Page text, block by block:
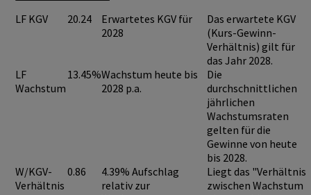
LF KGV 20.24
Erwartetes KGV für
2028
Das erwartete KGV
(Kurs-Gewinn-
Verhältnis) gilt für
das Jahr 2028.
LF
Wachstum
13.45%Wachstum heute bis
2028 p.a.
Die
durchschnittlichen
jährlichen
Wachstumsraten
gelten für die
Gewinne von heute
bis 2028.
W/KGV-
Verhältnis
0.86
4.39% Aufschlag
relativ zur
Liegt das "Verhältnis
zwischen Wachstum